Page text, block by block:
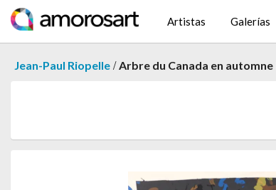
Artistas Galerías
Jean-Paul Riopelle /Arbre du Canada en automne